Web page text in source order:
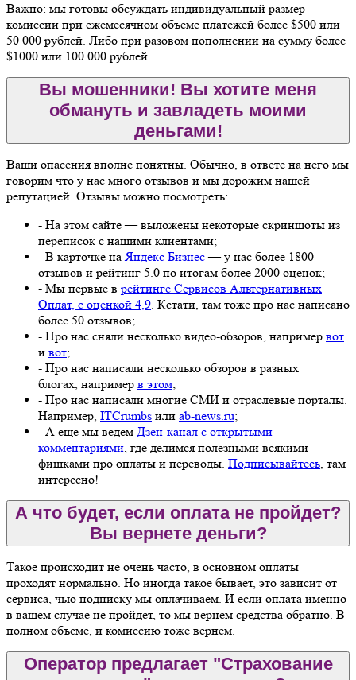
Важно: мы готовы обсуждать индивидуальный размер
комиссии при ежемесячном объеме платежей более $500 или
50 000 рублей. Либо при разовом пополнении на сумму более
$1000 или 100 000 рублей.
Вы мошенники! Вы хотите меня
обмануть и завладеть моими
деньгами!
Ваши опасения вполне понятны. Обычно, в ответе на него мы
говорим что у нас много отзывов и мы дорожим нашей
репутацией. Отзывы можно посмотреть:
- На этом сайте — выложены некоторые скриншоты из
переписок с нашими клиентами;
- В карточке наЯндекс Бизнес— у нас более 1800
отзывов и рейтинг 5.0 по итогам более 2000 оценок;
- Мы первые в рейтинге Сервисов Альтернативных
Оплат, с оценкой 4,9. Кстати, там тоже про нас написано
более 50 отзывов;
- Про нас сняли несколько видео-обзоров, например вот
и вот;
- Про нас написали несколько обзоров в разных
блогах, например в этом;
- Про нас написали многие СМИ и отраслевые порталы.
Например, ITCrumbs или ab-news.ru;
- А еще мы ведем Дзен-канал с открытыми
комментариями, где делимся полезными всякими
фишками про оплаты и переводы. Подписывайтесь, там
интересно!
А что будет, если оплата не пройдет?
Вы вернете деньги?
Такое происходит не очень часто, в основном оплаты
проходят нормально. Но иногда такое бывает, это зависит от
сервиса, чью подписку мы оплачиваем. И если оплата именно
в вашем случае не пройдет, то мы вернем средства обратно. В
полном объеме, и комиссию тоже вернем.
Оператор предлагает "Страхование